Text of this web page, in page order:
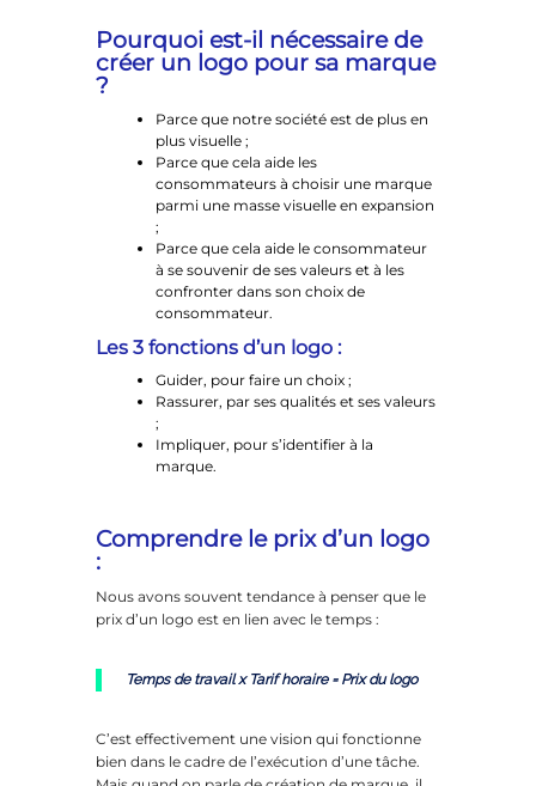
Pourquoi est-il nécessaire de
créer un logo pour sa marque
?
Parce que notre société est de plus en
plus visuelle ;
Parce que cela aide les
consommateurs à choisir une marque
parmi une masse visuelle en expansion
;
Parce que cela aide le consommateur
à se souvenir de ses valeurs et à les
confronter dans son choix de
consommateur.
Les 3 fonctions d’un logo :
Guider, pour faire un choix ;
Rassurer, par ses qualités et ses valeurs
;
Impliquer, pour s’identifier à la
marque.
Comprendre le prix d’un logo
:
Nous avons souvent tendance à penser que le
prix d’un logo est en lien avec le temps :
Temps de travail x Tarif horaire = Prix du logo
C’est effectivement une vision qui fonctionne
bien dans le cadre de l’exécution d’une tâche.